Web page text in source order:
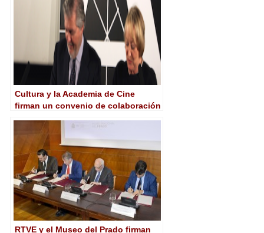
Cultura y la Academia de Cine
firman un convenio de colaboración
RTVE y el Museo del Prado firman